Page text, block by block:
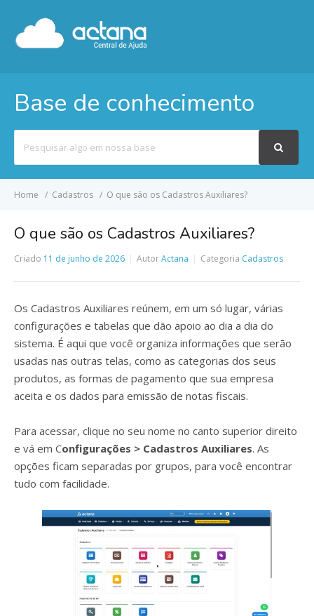
Base de conhecimento
por
Home Cadastros O que são os Cadastros Auxiliares?
O que são os Cadastros Auxiliares?
Criado 11 de junho de 2026 AutorActana Categoria Cadastros
Os Cadastros Auxiliares reúnem, em um só lugar, várias
configurações e tabelas que dão apoio ao dia a dia do
sistema. É aqui que você organiza informações que serão
usadas nas outras telas, como as categorias dos seus
produtos, as formas de pagamento que sua empresa
aceita e os dados para emissão de notas fiscais.
Para acessar, clique no seu nome no canto superior direito
e vá em Configurações > Cadastros Auxiliares. As
opções ficam separadas por grupos, para você encontrar
tudo com facilidade.